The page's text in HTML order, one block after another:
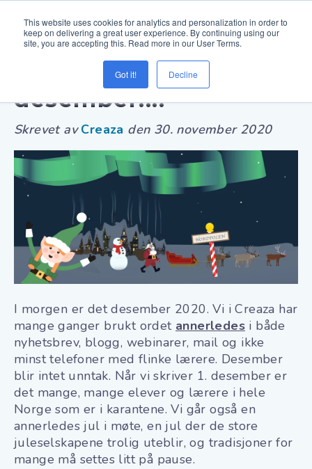
This website uses cookies for analytics and personalization in order to
keep on delivering a great user experience. By continuing using our
site, you are accepting this. Read more in our User Terms.
Got it! Decline
I morgen er det
desember....
Skrevet avCreaza den 30. november 2020
I morgen er det desember 2020. Vi i Creaza har
mange ganger brukt ordet annerledes i både
nyhetsbrev, blogg, webinarer, mail og ikke
minst telefoner med flinke lærere. Desember
blir intet unntak. Når vi skriver 1. desember er
det mange, mange elever og lærere i hele
Norge som er i karantene. Vi går også en
annerledes jul i møte, en jul der de store
juleselskapene trolig uteblir, og tradisjoner for
mange må settes litt på pause.